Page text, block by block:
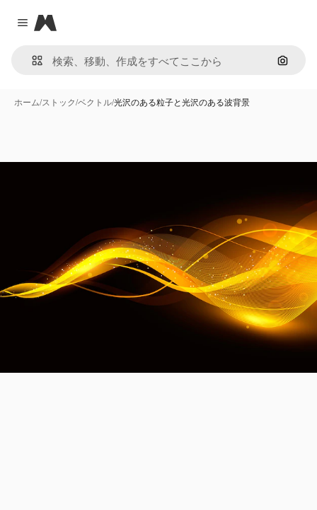
Close menu
Magnific
画像で
ホーム/ストック/ベクトル/光沢のある粒子と光沢のある波背景